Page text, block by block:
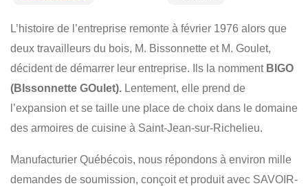
MOBILIER CONNEXE SALLE DE BAIN INSTALLATION
FABRICATION
L’histoire de l’entreprise remonte à février 1976 alors que
deux travailleurs du bois, M. Bissonnette et M. Goulet,
décident de démarrer leur entreprise. Ils la nomment BIGO
(BIssonnette GOulet). Lentement, elle prend de
l’expansion et se taille une place de choix dans le domaine
des armoires de cuisine à Saint-Jean-sur-Richelieu.
Manufacturier Québécois, nous répondons à environ mille
demandes de soumission, conçoit et produit avec SAVOIR-